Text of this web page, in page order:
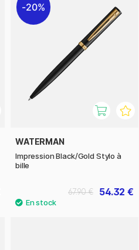
20%
WATERMAN
Impression Black/Gold Stylo à
bille
54.32 €
67.90 €